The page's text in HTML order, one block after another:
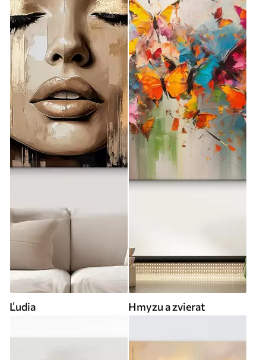
Ľudia Hmyzu a zvierat